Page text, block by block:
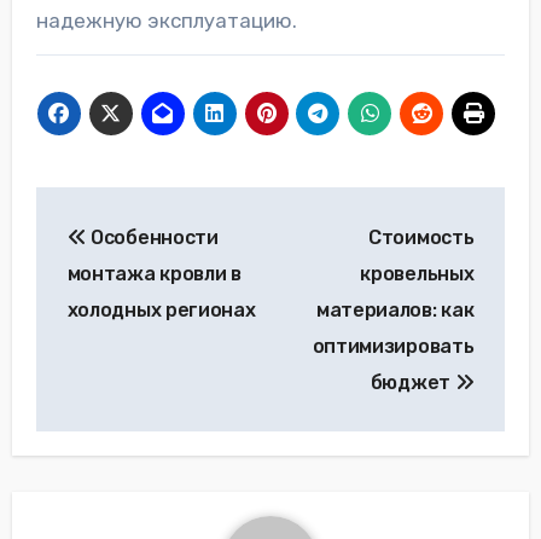
надежную эксплуатацию.
по
записям
Особенности
монтажа кровли в
холодных регионах
Стоимость
кровельных
материалов: как
оптимизировать
бюджет